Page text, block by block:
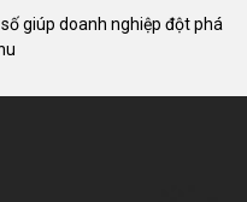
giúp doanh nghiệp đột phá